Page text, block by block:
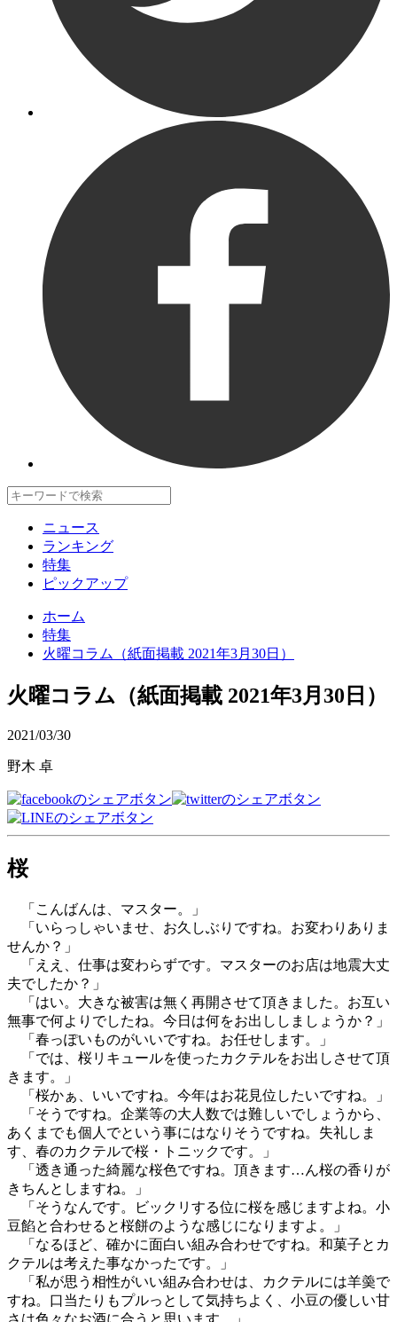
ニュース
ランキング
特集
ピックアップ
ホーム
特集
火曜コラム（紙面掲載 2021年3月30日）
火曜コラム（紙面掲載 2021年3月30日）
2021/03/30
野木 卓
桜
「こんばんは、マスター。」
「いらっしゃいませ、お久しぶりですね。お変わりありま
せんか？」
「ええ、仕事は変わらずです。マスターのお店は地震大丈
夫でしたか？」
「はい。大きな被害は無く再開させて頂きました。お互い
無事で何よりでしたね。今日は何をお出ししましょうか？」
「春っぽいものがいいですね。お任せします。」
「では、桜リキュールを使ったカクテルをお出しさせて頂
きます。」
「桜かぁ、いいですね。今年はお花見位したいですね。」
「そうですね。企業等の大人数では難しいでしょうから、
あくまでも個人でという事にはなりそうですね。失礼しま
す、春のカクテルで桜・トニックです。」
「透き通った綺麗な桜色ですね。頂きます…ん桜の香りが
きちんとしますね。」
「そうなんです。ビックリする位に桜を感じますよね。小
豆餡と合わせると桜餅のような感じになりますよ。」
「なるほど、確かに面白い組み合わせですね。和菓子とカ
クテルは考えた事なかったです。」
「私が思う相性がいい組み合わせは、カクテルには羊羮で
すね。口当たりもプルっとして気持ちよく、小豆の優しい甘
さは色々なお酒に合うと思います。」